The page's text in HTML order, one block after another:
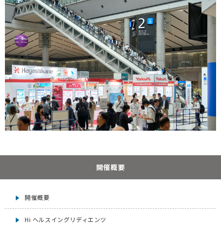
開催概要
開催概要
Hi ヘルスイングリディエンツ